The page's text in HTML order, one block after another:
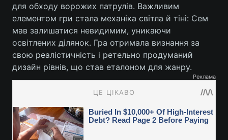
для обходу ворожих патрулів. Важливим
елементом гри стала механіка світла й тіні: Сем
мав залишатися невидимим, уникаючи
освітлених ділянок. Гра отримала визнання за
свою реалістичність і ретельно продуманий
дизайн рівнів, що став еталоном для жанру.
Реклама